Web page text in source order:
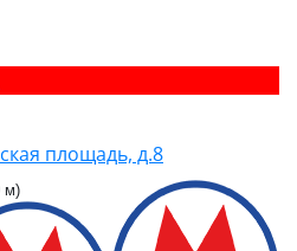
площадь, д.8
м)